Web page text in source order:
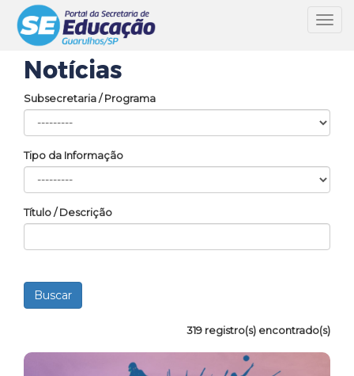
Notícias
Subsecretaria / Programa
Tipo da Informação
Título / Descrição
319 registro(s) encontrado(s)